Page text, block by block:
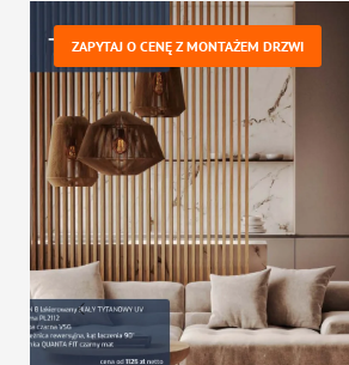
ZAPYTAJ O CENĘ Z MONTAŻEM DRZWI